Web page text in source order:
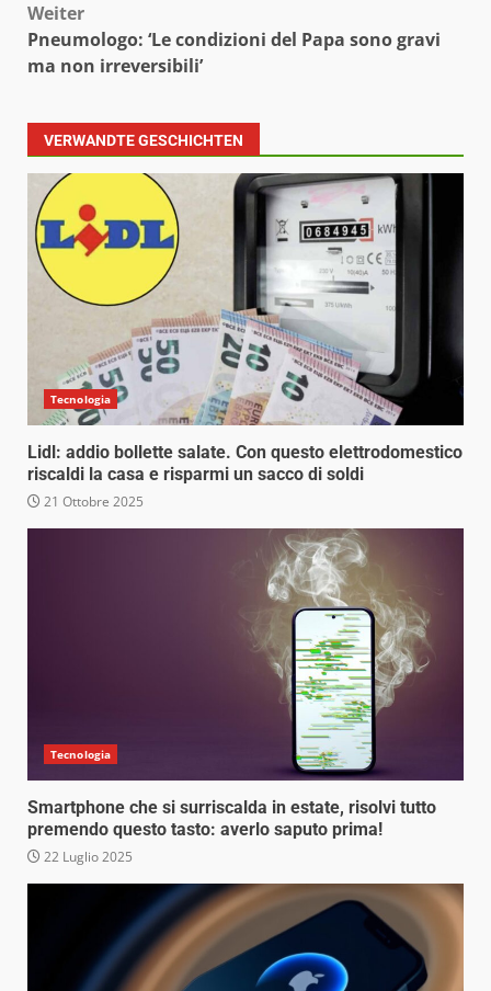
Weiter
Pneumologo: ‘Le condizioni del Papa sono gravi
ma non irreversibili’
VERWANDTE GESCHICHTEN
Tecnologia
Lidl: addio bollette salate. Con questo elettrodomestico
riscaldi la casa e risparmi un sacco di soldi
21 Ottobre 2025
Tecnologia
Smartphone che si surriscalda in estate, risolvi tutto
premendo questo tasto: averlo saputo prima!
22 Luglio 2025